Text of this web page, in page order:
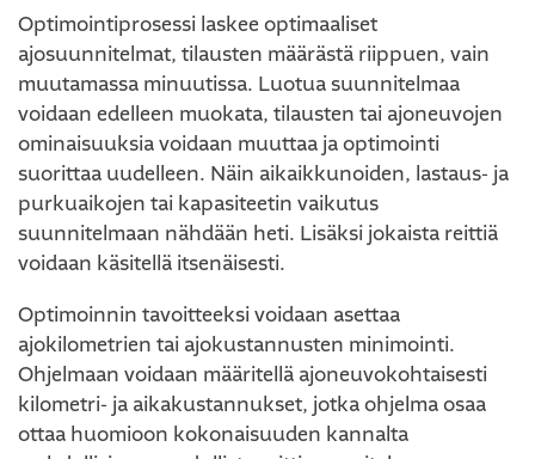
Optimointiprosessi laskee optimaaliset
ajosuunnitelmat, tilausten määrästä riippuen, vain
muutamassa minuutissa. Luotua suunnitelmaa
voidaan edelleen muokata, tilausten tai ajoneuvojen
ominaisuuksia voidaan muuttaa ja optimointi
suorittaa uudelleen. Näin aikaikkunoiden, lastaus- ja
purkuaikojen tai kapasiteetin vaikutus
suunnitelmaan nähdään heti. Lisäksi jokaista reittiä
voidaan käsitellä itsenäisesti.
Optimoinnin tavoitteeksi voidaan asettaa
ajokilometrien tai ajokustannusten minimointi.
Ohjelmaan voidaan määritellä ajoneuvokohtaisesti
kilometri- ja aikakustannukset, jotka ohjelma osaa
ottaa huomioon kokonaisuuden kannalta